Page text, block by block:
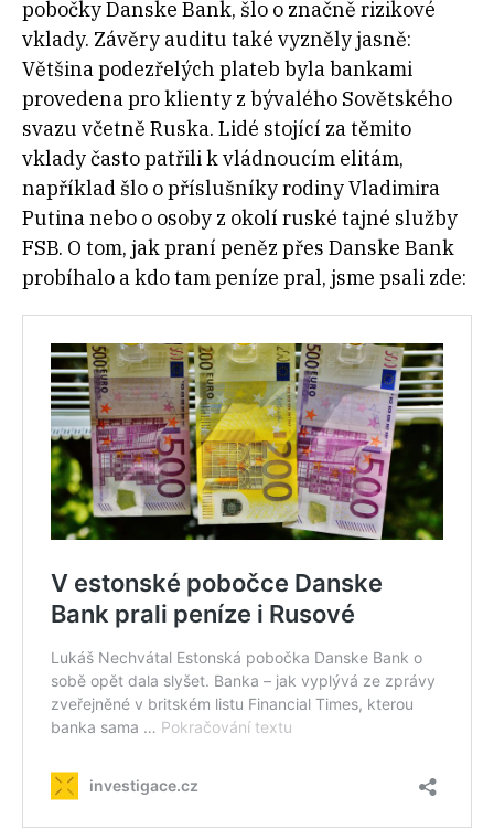
pobočky Danske Bank, šlo o značně rizikové
vklady. Závěry auditu také vyzněly jasně:
Většina podezřelých plateb byla bankami
provedena pro klienty z bývalého Sovětského
svazu včetně Ruska. Lidé stojící za těmito
vklady často patřili k vládnoucím elitám,
například šlo o příslušníky rodiny Vladimira
Putina nebo o osoby z okolí ruské tajné služby
FSB. O tom, jak praní peněz přes Danske Bank
probíhalo a kdo tam peníze pral, jsme psali zde: